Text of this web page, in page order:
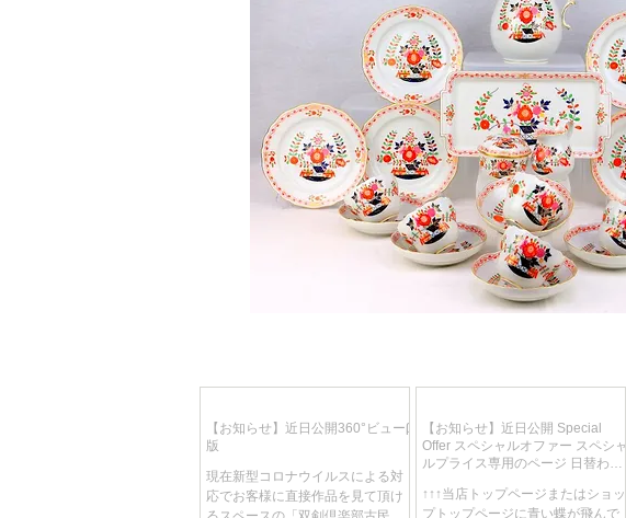
【お知らせ】近日公開360°ビューβ
版
現在新型コロナウイルスによる対
応でお客様に直接作品を見て頂け
【お知らせ】近日公開 Special
Offer スペシャルオファー スペシャ
ルプライス専用のページ 日替わ
しです！
↑↑↑当店トップページまたはショッ
プトップページに青い蝶が飛んで